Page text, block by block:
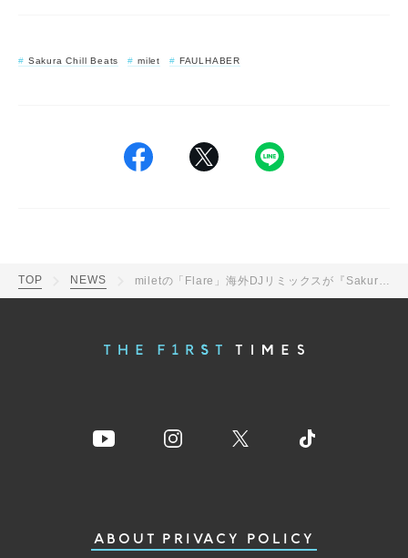
Sakura Chill Beats milet FAULHABER
TOP NEWS
ABOUT PRIVACY POLICY